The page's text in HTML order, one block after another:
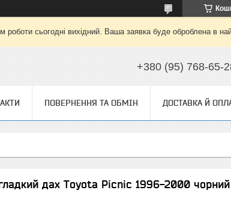
роботи сьогодні вихідний. Ваша заявка буде оброблена в
+380 (95) 768-65-
ПОВЕРНЕННЯ ТА ОБМІН ДОСТАВКА Й
дах Toyota Picnic 1996-2000